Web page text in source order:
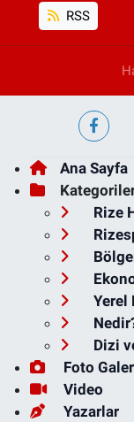
RSS
Ana Sayfa
Rize
Yerel
Dizi
Foto
Video
Yazarlar